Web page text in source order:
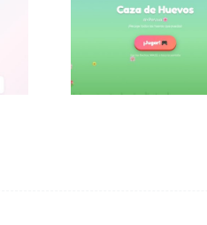
Caza de huevos